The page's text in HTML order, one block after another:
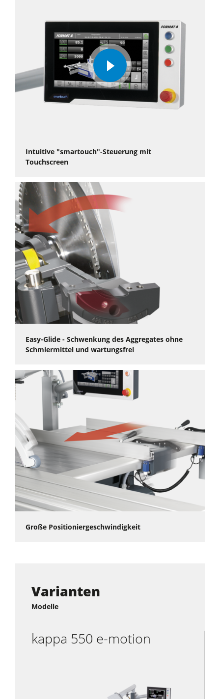
play
Intuitive "smartouch"-Steuerung mit
Touchscreen
Easy-Glide - Schwenkung des Aggregates ohne
Schmiermittel und wartungsfrei
Große Positioniergeschwindigkeit
Varianten
Modelle
kappa 550 e-motion